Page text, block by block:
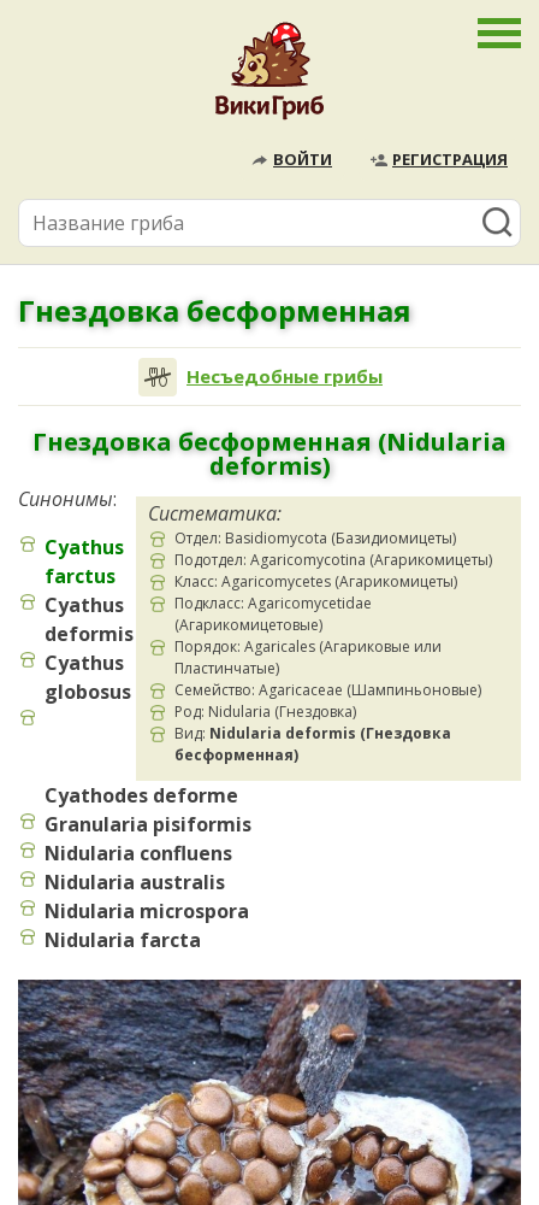
ВОЙТИ РЕГИСТРАЦИЯ
Гнездовка бесформенная
Несъедобные грибы
Гнездовка бесформенная (Nidularia
deformis)
Систематика:
Отдел: Basidiomycota (Базидиомицеты)
Подотдел: Agaricomycotina (Агарикомицеты)
Класс: Agaricomycetes (Агарикомицеты)
Подкласс: Agaricomycetidae
(Агарикомицетовые)
Порядок: Agaricales (Агариковые или
Пластинчатые)
Семейство: Agaricaceae (Шампиньоновые)
Род: Nidularia (Гнездовка)
Вид: Nidularia deformis (Гнездовка
бесформенная)
Синонимы:
Cyathus
farctus
Cyathus
deformis
Cyathus
globosus
Cyathodes deforme
Granularia pisiformis
Nidularia confluens
Nidularia australis
Nidularia microspora
Nidularia farcta